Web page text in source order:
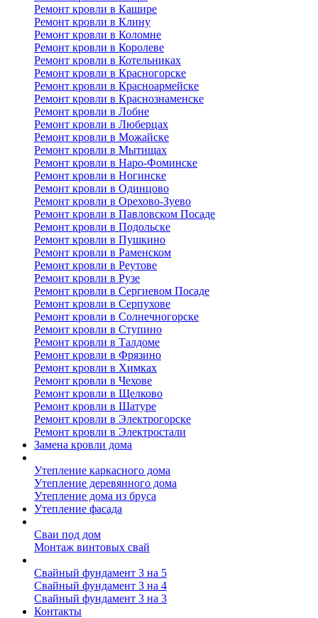
Ремонт кровли в Кашире
Ремонт кровли в Клину
Ремонт кровли в Коломне
Ремонт кровли в Королеве
Ремонт кровли в Котельниках
Ремонт кровли в Красногорске
Ремонт кровли в Красноармейске
Ремонт кровли в Краснознаменске
Ремонт кровли в Лобне
Ремонт кровли в Люберцах
Ремонт кровли в Можайске
Ремонт кровли в Мытищах
Ремонт кровли в Наро-Фоминске
Ремонт кровли в Ногинске
Ремонт кровли в Одинцово
Ремонт кровли в Орехово-Зуево
Ремонт кровли в Павловском Посаде
Ремонт кровли в Подольске
Ремонт кровли в Пушкино
Ремонт кровли в Раменском
Ремонт кровли в Реутове
Ремонт кровли в Рузе
Ремонт кровли в Сергиевом Посаде
Ремонт кровли в Серпухове
Ремонт кровли в Солнечногорске
Ремонт кровли в Ступино
Ремонт кровли в Талдоме
Ремонт кровли в Фрязино
Ремонт кровли в Химках
Ремонт кровли в Чехове
Ремонт кровли в Щелково
Ремонт кровли в Шатуре
Ремонт кровли в Электрогорске
Ремонт кровли в Электростали
Замена кровли дома
Утепление каркасного дома
Утепление деревянного дома
Утепление дома из бруса
Утепление фасада
Сваи под дом
Монтаж винтовых свай
Свайный фундамент 3 на 5
Свайный фундамент 3 на 4
Свайный фундамент 3 на 3
Контакты